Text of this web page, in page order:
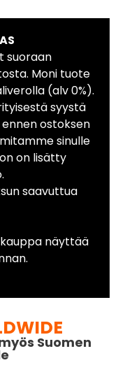
suoraan
Moni tuote
(alv 0%).
syystä
ostoksen
sinulle
on lisätty
saavuttua
näyttää
Suomen